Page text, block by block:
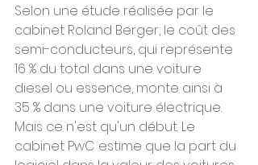
Selon une étude réalisée par le
cabinet Roland Berger, le coût des
semi-conducteurs, qui représente
16 % du total dans une voiture
diesel ou essence, monte ainsi à
35 % dans une voiture électrique.
Mais ce n'est qu'un début. Le
cabinet PwC estime que la part du